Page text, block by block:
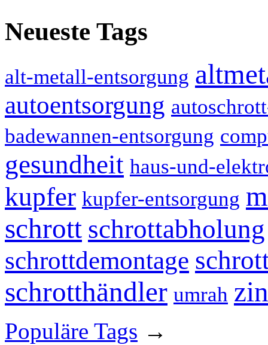
Neueste Tags
alt-metall-entsorgung
autoentsorgung
badewannen-entsorgung
gesundheit haus-und-
kupfer kupfer-entsorgung
schrott schrottabholung
schrottdemontage
schrotthändler umrah
Populäre Tags →